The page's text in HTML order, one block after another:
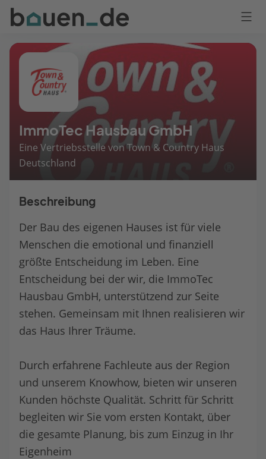
Bauen
Logo
Anmelden
ImmoTec Hausbau GmbH
Eine Vertriebsstelle von Town & Country Haus
Deutschland
Beschreibung
Der Bau des eigenen Hauses ist für viele
Menschen die emotional und finanziell
größte Entscheidung im Leben. Eine
Entscheidung bei der wir, die ImmoTec
Hausbau GmbH, unterstützend zur Seite
stehen. Gemeinsam mit Ihnen realisieren wir
das Haus Ihrer Träume.
Durch erfahrene Fachleute aus der Region
und unserem Knowhow, bieten wir unseren
Kunden höchste Qualität. Schritt für Schritt
begleiten wir Sie vom ersten Kontakt, über
die gesamte Planung, bis zum Einzug in Ihr
Eigenheim